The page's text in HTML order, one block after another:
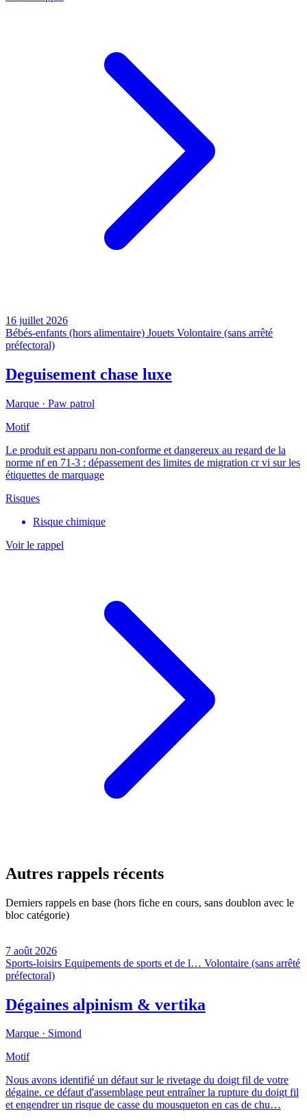
16 juillet 2026
Bébés-enfants (hors alimentaire) Jouets Volontaire (sans arrêté
préfectoral)
Deguisement chase luxe
Marque · Paw patrol
Motif
Le produit est apparu non-conforme et dangereux au regard de la
norme nf en 71-3 : dépassement des limites de migration cr vi sur les
étiquettes de marquage
Risques
Risque chimique
Voir le rappel
Autres rappels récents
Derniers rappels en base (hors fiche en cours, sans doublon avec le
bloc catégorie)
7 août 2026
Sports-loisirs Equipements de sports et de l… Volontaire (sans arrêté
préfectoral)
Dégaines alpinism & vertika
Marque · Simond
Motif
Nous avons identifié un défaut sur le rivetage du doigt fil de votre
dégaine. ce défaut d'assemblage peut entraîner la rupture du doigt fil
et engendrer un risque de casse du mousqueton en cas de chu…